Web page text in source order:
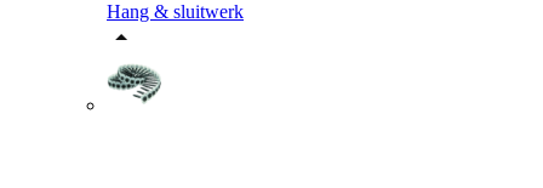
Hang & sluitwerk